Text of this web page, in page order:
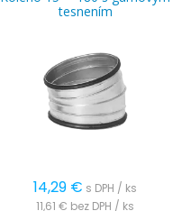
tesnením
14,29 € s DPH / ks
11,61 € bez DPH / ks